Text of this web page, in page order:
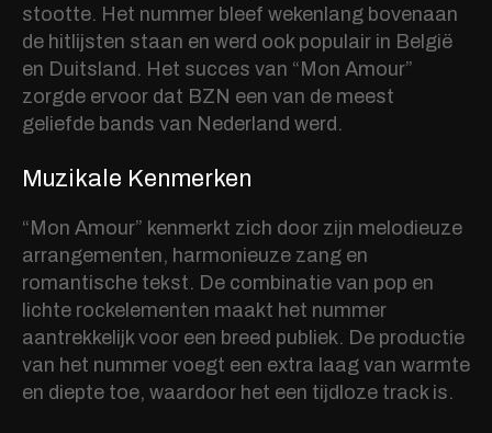
stootte. Het nummer bleef wekenlang bovenaan
de hitlijsten staan en werd ook populair in België
en Duitsland. Het succes van “Mon Amour”
zorgde ervoor dat BZN een van de meest
geliefde bands van Nederland werd.
Muzikale Kenmerken
“Mon Amour” kenmerkt zich door zijn melodieuze
arrangementen, harmonieuze zang en
romantische tekst. De combinatie van pop en
lichte rockelementen maakt het nummer
aantrekkelijk voor een breed publiek. De productie
van het nummer voegt een extra laag van warmte
en diepte toe, waardoor het een tijdloze track is.